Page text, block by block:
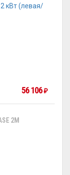
56 106₽
2M